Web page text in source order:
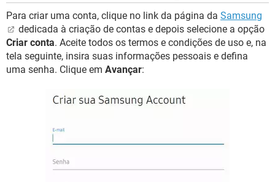
Para criar uma conta, clique no link da página da Samsung
dedicada à criação de contas e depois selecione a opção
Criar conta. Aceite todos os termos e condições de uso e, na
tela seguinte, insira suas informações pessoais e defina
uma senha. Clique em Avançar: